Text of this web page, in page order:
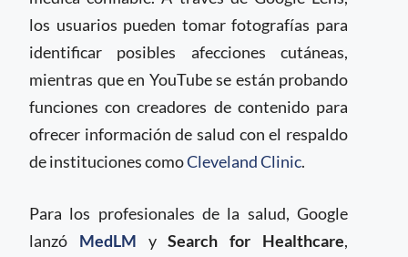
los usuarios pueden tomar fotografías para
identificar posibles afecciones cutáneas,
mientras que en YouTube se están probando
funciones con creadores de contenido para
ofrecer información de salud con el respaldo
de instituciones comoCleveland Clinic.
Para los profesionales de la salud, Google
lanzó MedLM ySearch for Healthcare,